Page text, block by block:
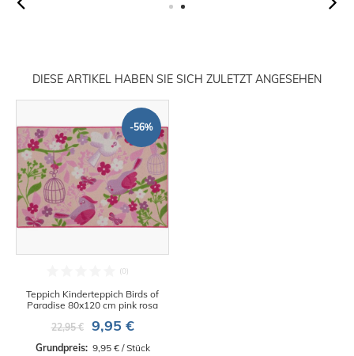
DIESE ARTIKEL HABEN SIE SICH ZULETZT ANGESEHEN
-56%
Teppich Kinderteppich Birds of
Paradise 80x120 cm pink rosa
22,95 €
9,95 €
Grundpreis: 9,95 € / Stück